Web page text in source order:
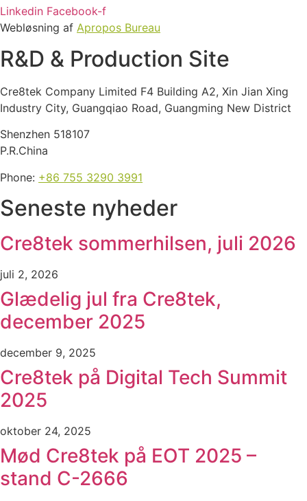
Linkedin Facebook-f
Webløsning af Apropos Bureau
R&D & Production Site
Cre8tek Company Limited F4 Building A2, Xin Jian Xing
Industry City, Guangqiao Road, Guangming New District
Shenzhen 518107
P.R.China
Phone: +86 755 3290 3991
Seneste nyheder
Cre8tek sommerhilsen, juli 2026
juli 2, 2026
Glædelig jul fra Cre8tek,
december 2025
december 9, 2025
Cre8tek på Digital Tech Summit
2025
oktober 24, 2025
Mød Cre8tek på EOT 2025 –
stand C-2666